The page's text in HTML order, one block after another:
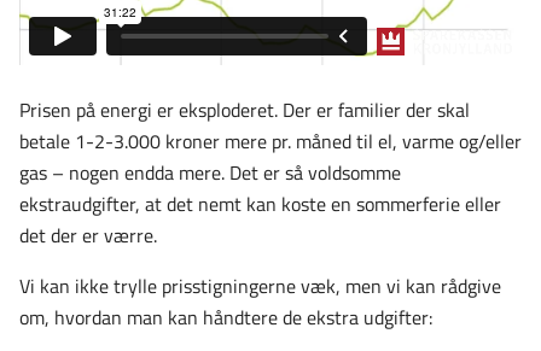
Prisen på energi er eksploderet. Der er familier der skal
betale 1-2-3.000 kroner mere pr. måned til el, varme og/eller
gas – nogen endda mere. Det er så voldsomme
ekstraudgifter, at det nemt kan koste en sommerferie eller
det der er værre.
Vi kan ikke trylle prisstigningerne væk, men vi kan rådgive
om, hvordan man kan håndtere de ekstra udgifter: